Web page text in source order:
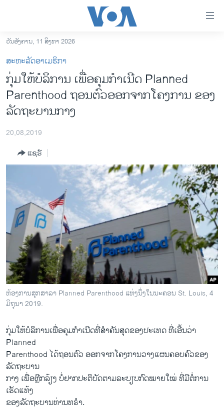
ເຂົ້າ
ຫາ
ຂ້າມ
ຂ້າມ
ຂ້າມ
ໄປ
ຫາ
ຊອກ
ລາວ
ອາເມຣິກາ
ການເລືອກຕັ້ງ ປະທານາທີບໍດີ ສະຫະລັດ 2024
ອິດສະຫຼະພາບດ້ານການຂ່າວ
ຊີວິດຊາວລາວ
ຊຸມຊົນຊາວລາວ
ວິທະຍາສາດ-ເທັກໂນໂລຈີ
ທຸລະກິດ
ພາສາອັງກິດ
ວີດີໂອ
ສຽງ
ລາຍການກະຈາຍສຽງ
ລາຍງານ
ຕິດຕາມພວກເຮົາ ທີ່
ພາສາຕ່າງໆ
ວັນອັງຄານ, 11 ສິງຫາ 2026
ສະຫະລັດອາເມຣິກາ
ກຸ່ມ​ໃຫ້​ບໍ​ລິ​ການ​ ເພື່ອຄຸມ​ກຳ​ເນີດ Planned
Parenthood ຖອນ​ຕົວ​ອອກ​ຈາກ​ໂຄງ​ການ​ ​ຂອງ​
ລັດ​ຖະ​ບານ​ກາງ
20,08,2019
ແຊຣ໌
ຫ້ອງ​ການ​ສຸກ​ສາ​ລາ​ Planned Parenthood ແຫ່ງ​ນຶ່ງ​ໃນນະ​ຄອນ St. Louis, 4
ມິ​ຖຸ​ນາ 2019.
ກຸ່ມ​ໃຫ້​ບໍ​ລິ​ການ​ເພື່ອ​ຄຸມ​ກຳ​ເນີດທີ່​ສຳ​ຄັນສຸດ​ຂອງ​ປະ​ເທດ ທີ່​ເອີ້ນ​ວ່າ
Planned
Parenthood ໄດ້ຖອນ​ຕົວ​ ​ອອກ​ຈາກ​ໂຄງ​ການ​ວາງ​ແຜນ​ຄອບ​ຄົວ​ຂອງ​
ລັດ​ຖະ​ບານ
​ກາງ ເພື່ອຫຼີກ​ລ້ຽງ ບໍ່​ຢາກ​ປະ​ຕິ​ບັດ​ຕາມ​ລະ​ບຽບກົດ​ໝາຍ​ໃໝ່ ທີ່​ມີ​ຕໍ່​ການ​
ເຮັດ​ແທ້​ງ ​
ຂອງ​ລັດ​ຖະບານ​ທ່ານ​ທ​ຣຳ.